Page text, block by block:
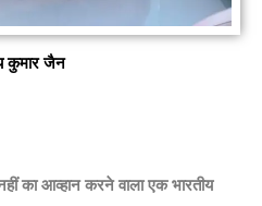
कुमार जैन
का आव्हान करने वाला एक भारतीय